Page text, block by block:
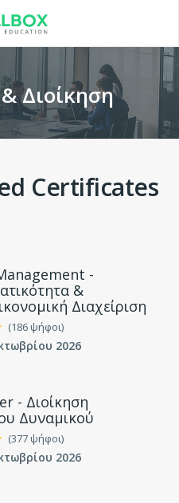
Διοίκηση
Certificates
-
&
Διαχείριση
(186 ψήφοι)
2026
- Διοίκηση
Δυναμικού
(377 ψήφοι)
2026